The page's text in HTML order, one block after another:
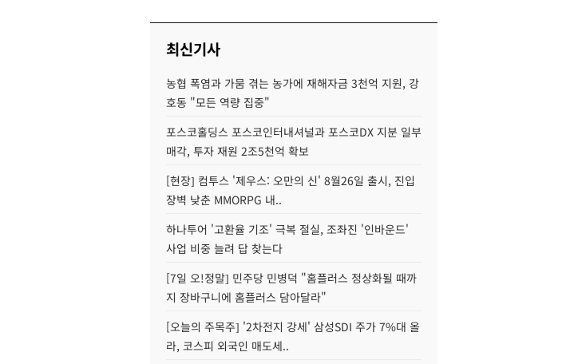
최신기사
농협 폭염과 가뭄 겪는 농가에 재해자금 3천억 지원, 강
호동 "모든 역량 집중"
포스코홀딩스 포스코인터내셔널과 포스코DX 지분 일부
매각, 투자 재원 2조5천억 확보
[현장] 컴투스 '제우스: 오만의 신' 8월26일 출시, 진입
장벽 낮춘 MMORPG 내..
하나투어 '고환율 기조' 극복 절실, 조좌진 '인바운드'
사업 비중 늘려 답 찾는다
[7일 오!정말] 민주당 민병덕 "홈플러스 정상화될 때까
지 장바구니에 홈플러스 담아달라"
[오늘의 주목주] '2차전지 강세' 삼성SDI 주가 7%대 올
라, 코스피 외국인 매도세..